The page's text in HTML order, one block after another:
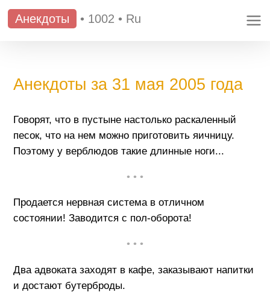
Анекдоты • 1002 • Ru
Анекдоты за 31 мая 2005 года
Говорят, что в пустыне настолько раскаленный
песок, что на нем можно приготовить яичницу.
Поэтому у верблюдов такие длинные ноги...
• • •
Продается нервная система в отличном
состоянии! Заводится с пол-оборота!
• • •
Два адвоката заходят в кафе, заказывают напитки
и достают бутерброды.